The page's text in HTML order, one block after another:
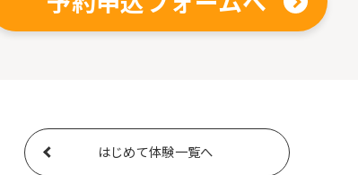
はじめて体験一覧へ